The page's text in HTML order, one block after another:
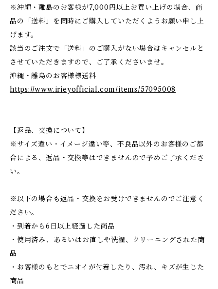
※沖縄・離島のお客様が7,000円以上お買い上げの場合、商
品の「送料」を同時にご購入していただくようお願い申し上
げます。
該当のご注文で「送料」のご購入がない場合はキャンセルと
させていただきますので、ご了承くださいませ。
沖縄・離島のお客様様送料
https://www.irieyofficial.com/items/57095008
【返品、交換について】
※サイズ違い・イメージ違い等、不良品以外のお客様のご都
合による、返品・交換等はできませんので予めご了承くださ
い。
※以下の場合も返品・交換をお受けできませんのでご注意く
ださい。
・到着から6日以上経過した商品
・使用済み、あるいはお直しや洗濯、クリーニングされた商
品
・お客様のもとでニオイが付着したり、汚れ、キズが生じた
商品